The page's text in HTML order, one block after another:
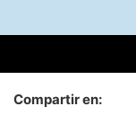
Compartir en: